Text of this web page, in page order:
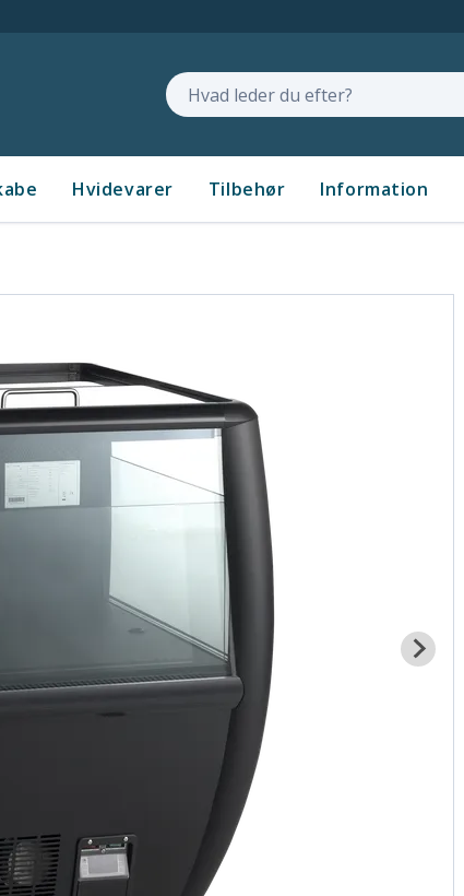
Søg
Hvidevarer Tilbehør Information